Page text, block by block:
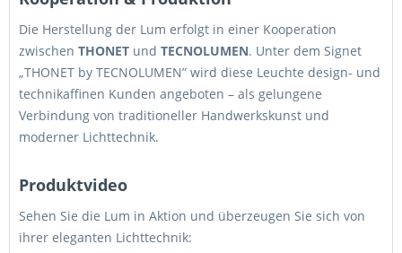
Die Herstellung der Lum erfolgt in einer Kooperation
zwischen THONET und TECNOLUMEN. Unter dem Signet
„THONET by TECNOLUMEN” wird diese Leuchte design- und
technikaffinen Kunden angeboten – als gelungene
Verbindung von traditioneller Handwerkskunst und
moderner Lichttechnik.
Produktvideo
Sehen Sie die Lum in Aktion und überzeugen Sie sich von
ihrer eleganten Lichttechnik: